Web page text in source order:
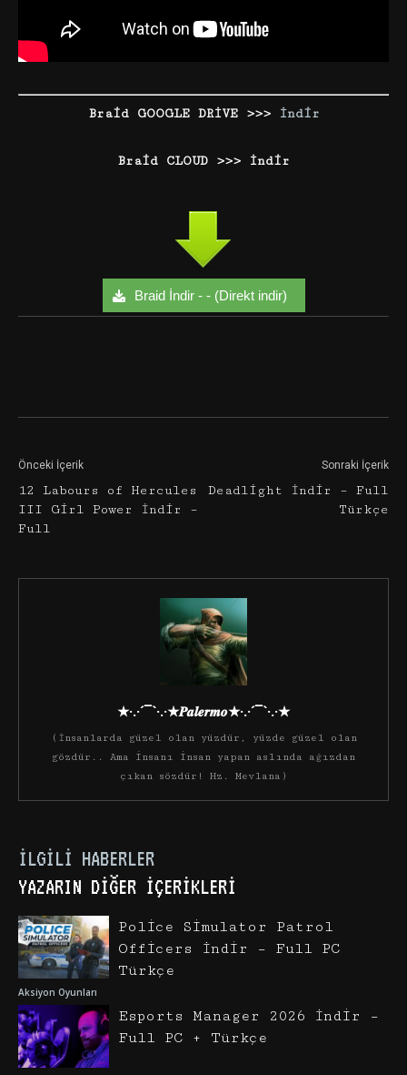
Braid GOOGLE DRİVE >>> İndir
Braid CLOUD >>> İndir
Braid İndir - - (Direkt indir)
Önceki İçerik
12 Labours of Hercules
III Girl Power İndir –
Full
Sonraki İçerik
Deadlight İndir – Full
Türkçe
★·.·´¯`·.·★𝑷𝒂𝒍𝒆𝒓𝒎𝒐★·.·´¯`·.·★
(İnsanlarda güzel olan yüzdür, yüzde güzel olan
gözdür.. Ama insanı insan yapan aslında ağızdan
çıkan sözdür! Hz. Mevlana)
İLGILI HABERLER
YAZARIN DIĞER İÇERIKLERI
Aksiyon Oyunları
Police Simulator Patrol
Officers İndir – Full PC
Türkçe
Esports Manager 2026 İndir –
Full PC + Türkçe